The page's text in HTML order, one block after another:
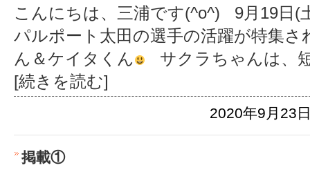
こんにちは、三浦です(^o^) 9月19日(
パルポート太田の選手の活躍が特集さ
ん＆ケイタくん
サクラちゃんは、
[続きを読む]
2020年9月23
掲載①